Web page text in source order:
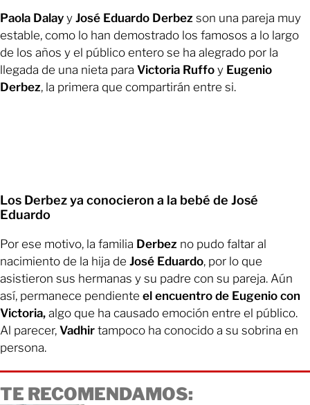
Paola Dalay y José Eduardo Derbez son una pareja muy
estable, como lo han demostrado los famosos a lo largo
de los años y el público entero se ha alegrado por la
llegada de una nieta para Victoria Ruffo y Eugenio
Derbez, la primera que compartirán entre si.
Los Derbez ya conocieron a la bebé de José
Eduardo
Por ese motivo, la familia Derbez no pudo faltar al
nacimiento de la hija de José Eduardo, por lo que
asistieron sus hermanas y su padre con su pareja. Aún
así, permanece pendiente el encuentro de Eugenio con
Victoria, algo que ha causado emoción entre el público.
Al parecer, Vadhir tampoco ha conocido a su sobrina en
persona.
TE RECOMENDAMOS: